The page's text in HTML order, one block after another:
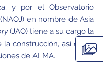
y por el Observatorio
en nombre de Asia
(JAO) tiene a su cargo la
construcción, así como
de ALMA.